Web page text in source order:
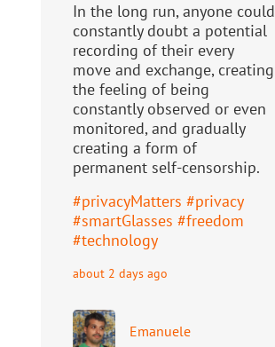
In the long run, anyone could
constantly doubt a potential
recording of their every
move and exchange, creating
the feeling of being
constantly observed or even
monitored, and gradually
creating a form of
permanent self-censorship.
#privacyMatters #privacy
#smartGlasses #freedom
#technology
about 2 days ago
Emanuele